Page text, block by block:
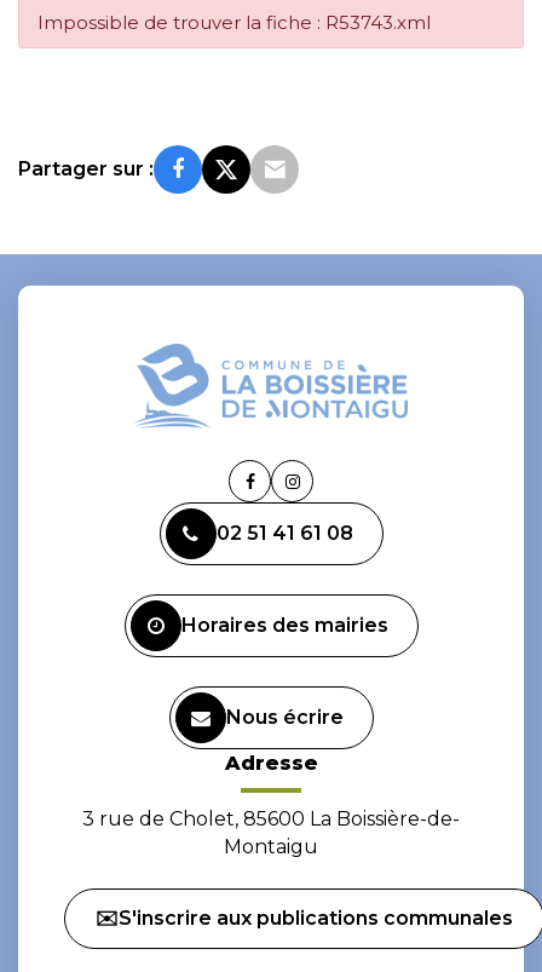
Impossible de trouver la fiche : R53743.xml
Partager sur :
Lien
le
compte
Lien
le
compte
02 51 41 61 08
Horaires des mairies
Nous écrire
Adresse
3 rue de Cholet, 85600 La Boissière-de-
Montaigu
✉️S'inscrire aux publications communales